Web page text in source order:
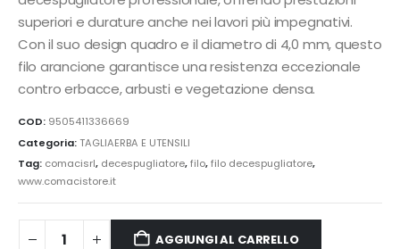
superiori e durature anche nei lavori più impegnativi.
Con il suo design quadro e il diametro di 4,0 mm, questo
filo arancione garantisce una resistenza eccezionale
contro erbacce, arbusti e vegetazione densa.
COD: 9505411336669
Categoria:TAGLIAERBA E UTENSILI
Tag: comacisrl, decespugliatore,filo,filo decespugliatore,
www.comacistore.it
AGGIUNGI AL CARRELLO